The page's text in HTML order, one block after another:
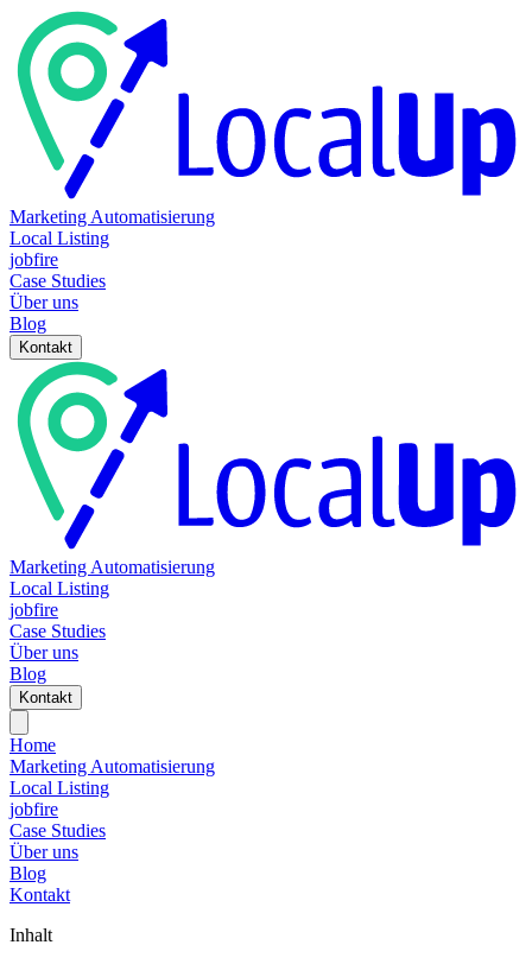
Marketing Automatisierung
Local Listing
jobfire
Case Studies
Über uns
Blog
Kontakt
Marketing Automatisierung
Local Listing
jobfire
Case Studies
Über uns
Blog
Kontakt
Home
Marketing Automatisierung
Local Listing
jobfire
Case Studies
Über uns
Blog
Kontakt
Inhalt